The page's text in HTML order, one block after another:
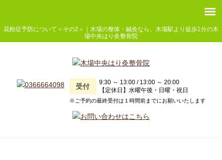
花粉症予防について＜その2＞｜木場の整体・鍼灸なら、木場駅より徒歩1分の木
場中央はり灸整骨院
受付
9:30 ～ 13:00 / 13:00 ～ 20:00
【定休日】水曜午後・日曜・祝日
※ご予約の最終受付は１時間前までにお願いいたします